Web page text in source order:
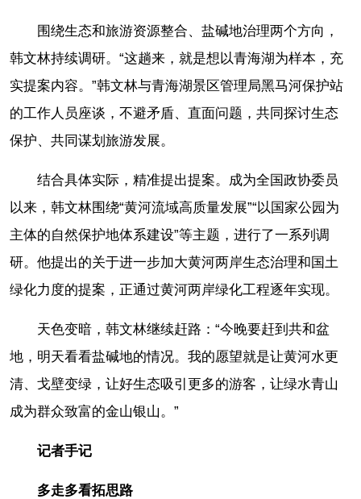
围绕生态和旅游资源整合、盐碱地治理两个方向，
韩文林持续调研。“这趟来，就是想以青海湖为样本，充
实提案内容。”韩文林与青海湖景区管理局黑马河保护站
的工作人员座谈，不避矛盾、直面问题，共同探讨生态
保护、共同谋划旅游发展。
结合具体实际，精准提出提案。成为全国政协委员
以来，韩文林围绕“黄河流域高质量发展”“以国家公园为
主体的自然保护地体系建设”等主题，进行了一系列调
研。他提出的关于进一步加大黄河两岸生态治理和国土
绿化力度的提案，正通过黄河两岸绿化工程逐年实现。
天色变暗，韩文林继续赶路：“今晚要赶到共和盆
地，明天看看盐碱地的情况。我的愿望就是让黄河水更
清、戈壁变绿，让好生态吸引更多的游客，让绿水青山
成为群众致富的金山银山。”
记者手记
多走多看拓思路